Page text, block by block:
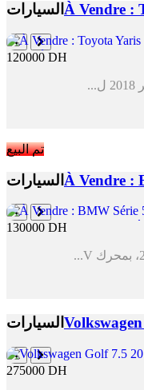
السيارات À Vendre :
120000 DH
تم البيع
السيارات À Vendre :
130000 DH
السيارات
275000 DH